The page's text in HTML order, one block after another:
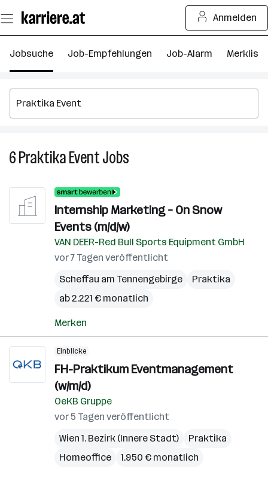
Seiteninhalt
springen
Anmelden
Jobsuche Job-Empfehlungen Job-Alarm Merkliste
6Praktika EventJobs
Internship Marketing – On Snow
Events (m/d/w)
VAN DEER-Red Bull Sports Equipment GmbH
vor 7 Tagen veröffentlicht
Scheffau am Tennengebirge
Praktika
ab 2.221 € monatlich
Merken
Einblicke
FH-Praktikum Eventmanagement
(w/m/d)
OeKB Gruppe
vor 5 Tagen veröffentlicht
Wien 1. Bezirk (Innere Stadt)
Praktika
Homeoffice
1.950 € monatlich